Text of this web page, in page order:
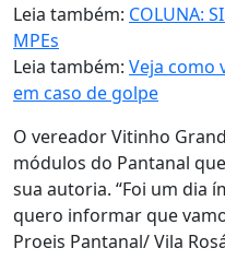
Leia também: COLUNA:
MPEs
Leia também: Veja como
em caso de golpe
O vereador Vitinho
módulos do Pantanal
sua autoria. “Foi um dia
quero informar que
Proeis Pantanal/ Vila